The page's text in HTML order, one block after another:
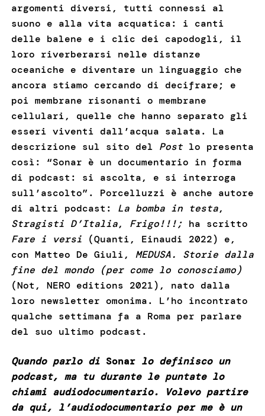
argomenti diversi, tutti connessi al
suono e alla vita acquatica: i canti
delle balene e i clic dei capodogli, il
loro riverberarsi nelle distanze
oceaniche e diventare un linguaggio che
ancora stiamo cercando di decifrare; e
poi membrane risonanti o membrane
cellulari, quelle che hanno separato gli
esseri viventi dall’acqua salata. La
descrizione sul sito del Postlo presenta
così: “Sonar è un documentario in forma
di podcast: si ascolta, e si interroga
sull’ascolto”. Porcelluzzi è anche autore
di altri podcast: La bomba in testa,
Stragisti D’Italia, Frigo!!!; ha scritto
Fare i versi (Quanti, Einaudi 2022) e,
con Matteo De Giuli, MEDUSA. Storie dalla
fine del mondo (per come lo conosciamo)
(Not, NERO editions 2021), nato dalla
loro newsletter omonima. L’ho incontrato
qualche settimana fa a Roma per parlare
del suo ultimo podcast.
Quando parlo di Sonarlo definisco un
podcast, ma tu durante le puntate lo
chiami audiodocumentario. Volevo partire
da qui, l’audiodocumentario per me è un